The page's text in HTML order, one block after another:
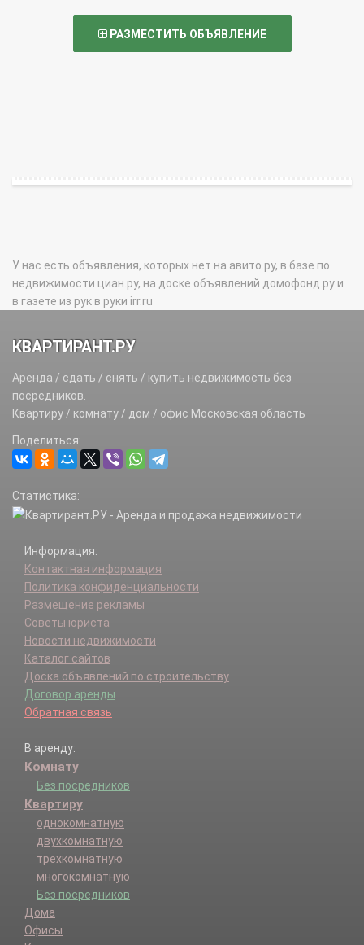
РАЗМЕСТИТЬ ОБЪЯВЛЕНИЕ
У нас есть объявления, которых нет на авито.ру, в базе по
недвижимости циан.ру, на доске объявлений домофонд.ру и
в газете из рук в руки irr.ru
КВАРТИРАНТ.РУ
Аренда / сдать / снять / купить недвижимость без
посредников.
Квартиру / комнату / дом / офис Московская область
Поделиться:
Статистика:
Информация:
Контактная информация
Политика конфиденциальности
Размещение рекламы
Советы юриста
Новости недвижимости
Каталог сайтов
Доска объявлений по строительству
Договор аренды
Обратная связь
В аренду:
Комнату
Без посредников
Квартиру
однокомнатную
двухкомнатную
трехкомнатную
многокомнатную
Без посредников
Дома
Офисы